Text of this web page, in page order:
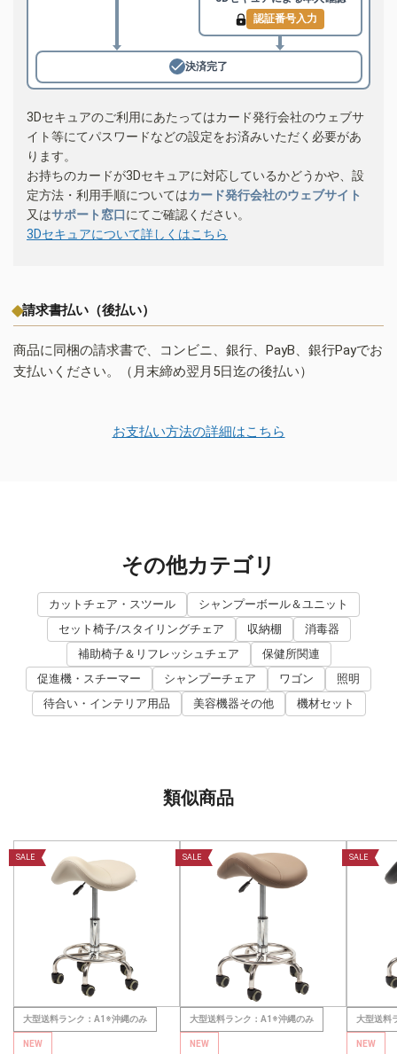
認証番号入力
決済完了
3Dセキュアのご利用にあたってはカード発行会社のウェブサ
イト等にてパスワードなどの設定をお済みいただく必要があ
ります。
お持ちのカードが3Dセキュアに対応しているかどうかや、設
定方法・利用手順についてはカード発行会社のウェブサイト
又はサポート窓口にてご確認ください。
3Dセキュアについて詳しくはこちら
請求書払い（後払い）
商品に同梱の請求書で、コンビニ、銀行、PayB、銀行Payでお
支払いください。（月末締め翌月5日迄の後払い）
お支払い方法の詳細はこちら
その他カテゴリ
カットチェア・スツール
シャンプーボール＆ユニット
セット椅子/スタイリングチェア
収納棚
消毒器
補助椅子＆リフレッシュチェア
保健所関連
促進機・スチーマー
シャンプーチェア ワゴン
照明
待合い・インテリア用品
美容機器その他 機材セット
類似商品
SALE
大型送料ランク：A1※沖縄のみ
NEW
SALE
大型送料ランク：A1※沖縄のみ
NEW
SALE
大型送料
NEW